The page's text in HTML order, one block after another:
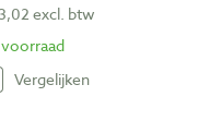
excl. btw
Vergelijken